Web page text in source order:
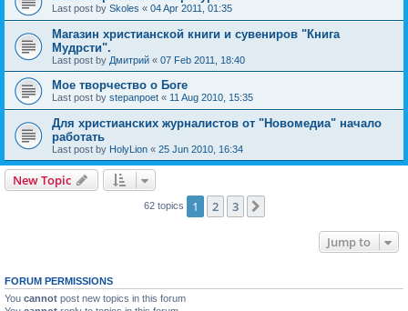
Last post by Skoles « 04 Apr 2011, 01:35
Магазин христианской книги и сувениров "Книга
Мудрсти".
Last post by Дмитрий « 07 Feb 2011, 18:40
Мое творчество о Боге
Last post by stepanpoet « 11 Aug 2010, 15:35
Для христианских журналистов от "Новомедиа" начало
работать
Last post by HolyLion « 25 Jun 2010, 16:34
New Topic
62 topics 1 2 3
Jump to
FORUM PERMISSIONS
You cannot post new topics in this forum